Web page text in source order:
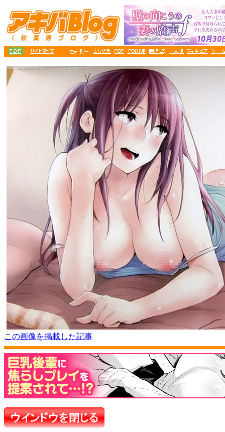
この画像を掲載した記事